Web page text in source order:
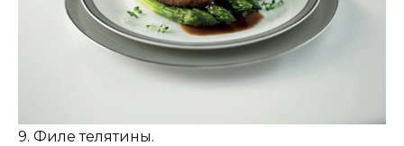
9. Филе телятины.